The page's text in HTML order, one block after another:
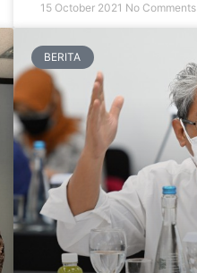
15 October 2021 No Comments
BERITA